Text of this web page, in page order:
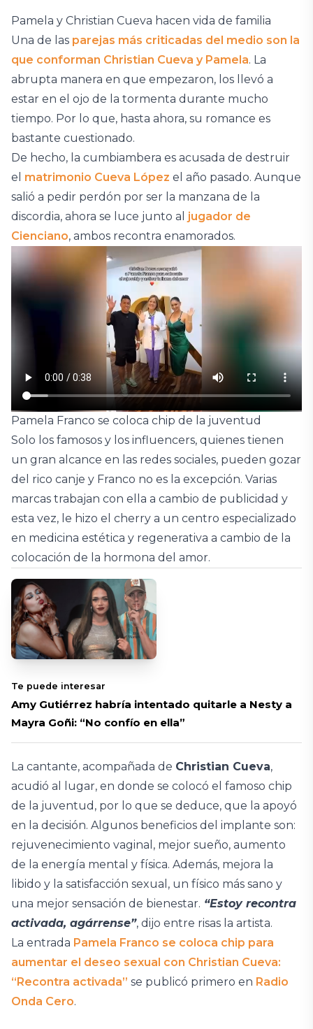
Pamela y Christian Cueva hacen vida de familia
Una de las parejas más criticadas del medio son la
que conforman Christian Cueva y Pamela. La
abrupta manera en que empezaron, los llevó a
estar en el ojo de la tormenta durante mucho
tiempo. Por lo que, hasta ahora, su romance es
bastante cuestionado.
De hecho, la cumbiambera es acusada de destruir
el matrimonio Cueva López el año pasado. Aunque
salió a pedir perdón por ser la manzana de la
discordia, ahora se luce junto al jugador de
Cienciano, ambos recontra enamorados.
Pamela Franco se coloca chip de la juventud
Solo los famosos y los influencers, quienes tienen
un gran alcance en las redes sociales, pueden gozar
del rico canje y Franco no es la excepción. Varias
marcas trabajan con ella a cambio de publicidad y
esta vez, le hizo el cherry a un centro especializado
en medicina estética y regenerativa a cambio de la
colocación de la hormona del amor.
Te puede interesar
Amy Gutiérrez habría intentado quitarle a Nesty a
Mayra Goñi: “No confío en ella”
La cantante, acompañada de Christian Cueva,
acudió al lugar, en donde se colocó el famoso chip
de la juventud, por lo que se deduce, que la apoyó
en la decisión. Algunos beneficios del implante son:
rejuvenecimiento vaginal, mejor sueño, aumento
de la energía mental y física. Además, mejora la
libido y la satisfacción sexual, un físico más sano y
una mejor sensación de bienestar. “Estoy recontra
activada, agárrense”, dijo entre risas la artista.
La entrada Pamela Franco se coloca chip para
aumentar el deseo sexual con Christian Cueva:
“Recontra activada” se publicó primero en Radio
Onda Cero.